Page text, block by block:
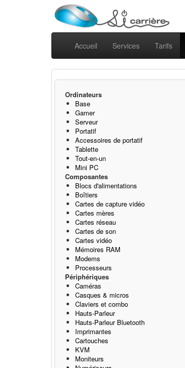
Accueil Services Tarifs
Ordinateurs
Base
Gamer
Serveur
Portatif
Accessoires de portatif
Tablette
Tout-en-un
Mini PC
Composantes
Blocs d'alimentations
Boîtiers
Cartes de capture vidéo
Cartes mères
Cartes réseau
Cartes de son
Cartes vidéo
Mémoires RAM
Modems
Processeurs
Périphériques
Caméras
Casques & micros
Claviers et combo
Hauts-Parleur
Hauts-Parleur Bluetooth
Imprimantes
Cartouches
KVM
Moniteurs